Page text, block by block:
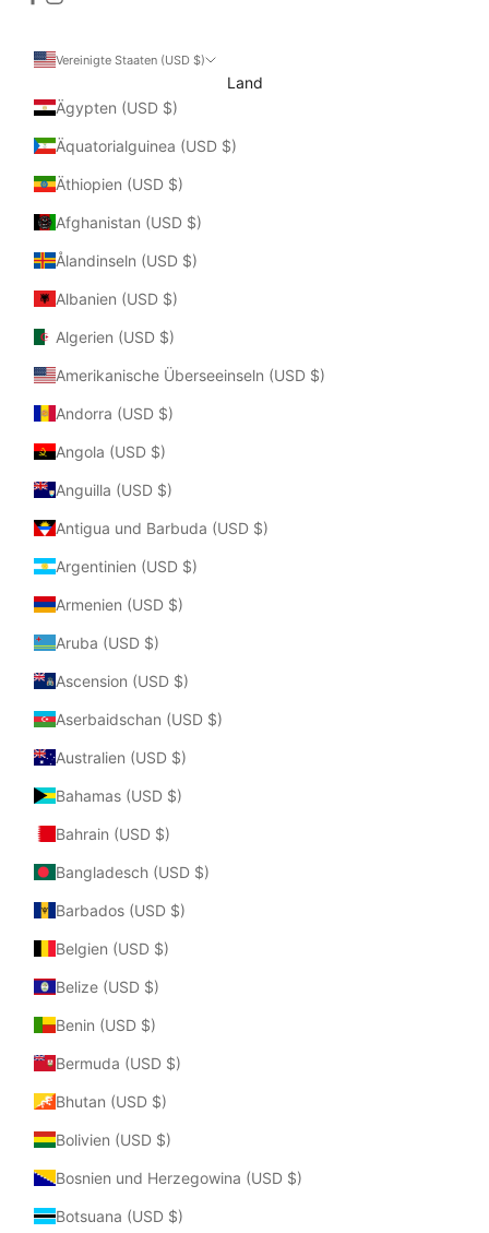
Vereinigte Staaten (USD $)
Land
Ägypten (USD $)
Äquatorialguinea (USD $)
Äthiopien (USD $)
Afghanistan (USD $)
Ålandinseln (USD $)
Albanien (USD $)
Algerien (USD $)
Amerikanische Überseeinseln (USD $)
Andorra (USD $)
Angola (USD $)
Anguilla (USD $)
Antigua und Barbuda (USD $)
Argentinien (USD $)
Armenien (USD $)
Aruba (USD $)
Ascension (USD $)
Aserbaidschan (USD $)
Australien (USD $)
Bahamas (USD $)
Bahrain (USD $)
Bangladesch (USD $)
Barbados (USD $)
Belgien (USD $)
Belize (USD $)
Benin (USD $)
Bermuda (USD $)
Bhutan (USD $)
Bolivien (USD $)
Bosnien und Herzegowina (USD $)
Botsuana (USD $)